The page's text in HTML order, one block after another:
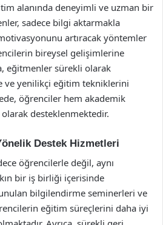
alanında deneyimli ve uzman bir
sadece bilgi aktarmakla
artıracak yöntemler
bireysel gelişimlerine
eğitmenler sürekli olarak
ve yenilikçi eğitim tekniklerini
öğrenciler hem akademik
desteklenmektedir.
Destek Hizmetleri
öğrencilerle değil, aynı
bir iş birliği içerisinde
bilgilendirme seminerleri ve
eğitim süreçlerini daha iyi